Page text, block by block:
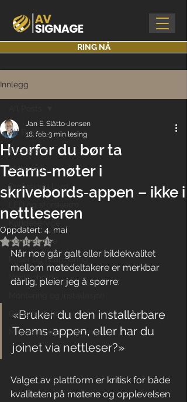
RING NÅ
Innlegg
All Posts
Infoskjerm
Møterom
Profesjonell lyd
Kompetanse
Priser og finansiering
Vedlikehold
Google Meet
Microsoft Teams Rooms
Hvorfor du bør ta
Teams‑møter i
skrivebords‑appen – ikke i
nettleseren
Jan E. Slåtto-Jensen
18. feb.3 min lesing
Oppdatert: 4. mai
Gitt NaN av 5 stjerner.
Når noe går galt eller bildekvalitet
mellom møtedeltakere er merkbar
dårlig, pleier jeg å spørre:
«Bruker du den installèrbare
Teams-appen, eller har du
joinet via nettleser?»
Valget av plattform er kritisk for både
kvaliteten på møtene og opplevelsen